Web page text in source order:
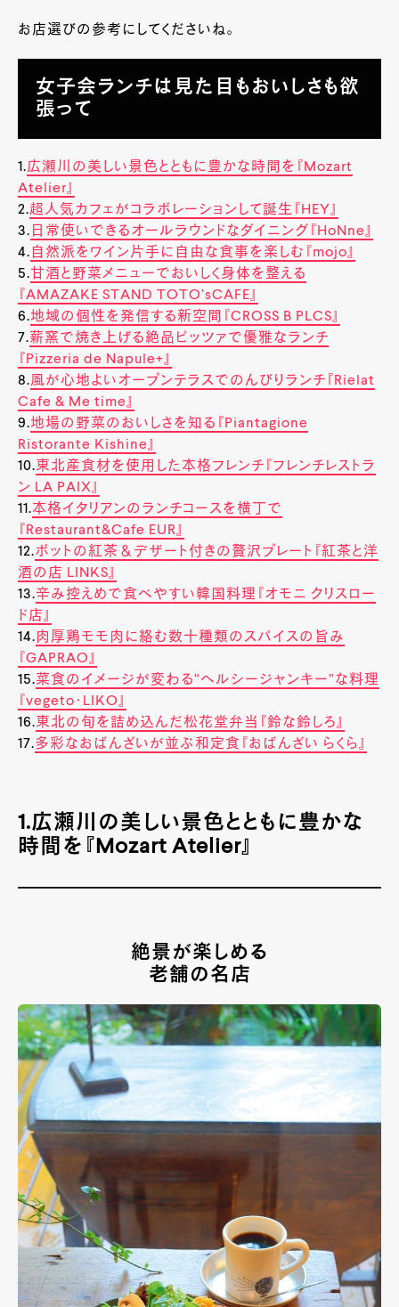
お店選びの参考にしてくださいね。
女子会ランチは見た目もおいしさも欲
張って
1.広瀬川の美しい景色とともに豊かな時間を『Mozart
Atelier』
2.超人気カフェがコラボレーションして誕生『HEY』
3. 日常使いできるオールラウンドなダイニング『HoNne』
4. 自然派をワイン片手に自由な食事を楽しむ『mojo』
5.甘酒と野菜メニューでおいしく身体を整える
『AMAZAKE STAND TOTO’sCAFE』
6.地域の個性を発信する新空間『CROSS B PLCS』
7.薪窯で焼き上げる絶品ピッツァで優雅なランチ
『Pizzeria de Napule+』
8.風が心地よいオープンテラスでのんびりランチ『Rielat
Cafe & Me time』
9.地場の野菜のおいしさを知る『Piantagione
Ristorante Kishine』
10.東北産食材を使用した本格フレンチ『フレンチレストラ
ン LA PAIX』
11.本格イタリアンのランチコースを横丁で
『Restaurant&Cafe EUR』
12.ポットの紅茶＆デザート付きの贅沢プレート『紅茶と洋
酒の店 LINKS』
13.辛み控えめで食べやすい韓国料理『オモニ クリスロー
ド店』
14. 肉厚鶏モモ肉に絡む数十種類のスパイスの旨み
『GAPRAO』
15.菜食のイメージが変わる“ヘルシージャンキー”な料理
『vegeto・LIKO』
16.東北の旬を詰め込んだ松花堂弁当『鈴な鈴しろ』
17.多彩なおばんざいが並ぶ和定食『おばんざい らくら』
1.広瀬川の美しい景色とともに豊かな
時間を『Mozart Atelier』
絶景が楽しめる
老舗の名店